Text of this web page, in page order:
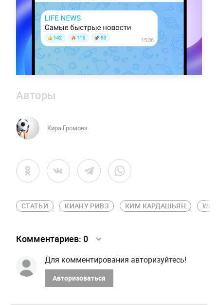
Авторы
Кира Громова
СТАТЬИ КИАНУ РИВЗ КИМ КАРДАШЬЯН
Комментариев: 0
Для комментирования авторизуйтесь!
Авторизоваться